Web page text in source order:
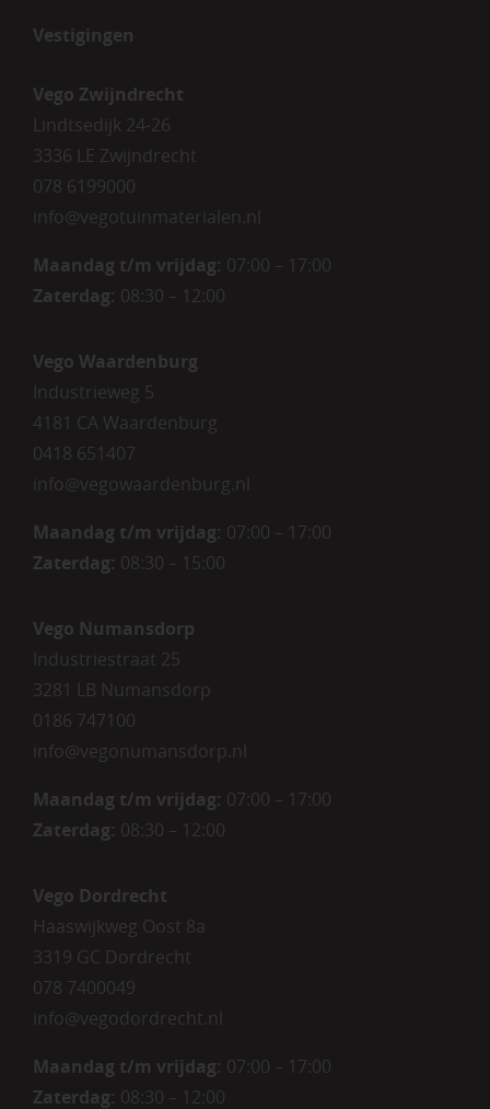
Vestigingen
Vego Zwijndrecht
Lindtsedijk 24-26
3336 LE Zwijndrecht
078 6199000
info@vegotuinmaterialen.nl
Maandag t/m vrijdag: 07:00 – 17:00
Zaterdag: 08:30 – 12:00
Vego Waardenburg
Industrieweg 5
4181 CA Waardenburg
0418 651407
info@vegowaardenburg.nl
Maandag t/m vrijdag: 07:00 – 17:00
Zaterdag: 08:30 – 15:00
Vego Numansdorp
Industriestraat 25
3281 LB Numansdorp
0186 747100
info@vegonumansdorp.nl
Maandag t/m vrijdag: 07:00 – 17:00
Zaterdag: 08:30 – 12:00
Vego Dordrecht
Haaswijkweg Oost 8a
3319 GC Dordrecht
078 7400049
info@vegodordrecht.nl
Maandag t/m vrijdag: 07:00 – 17:00
Zaterdag: 08:30 – 12:00